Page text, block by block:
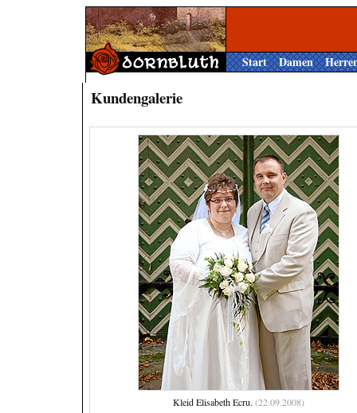
Start Damen
Kundengalerie
Kleid Elisabeth Ecru. (22.09.2008)